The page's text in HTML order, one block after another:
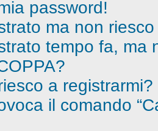
password!
ma non
tempo fa, ma
a registrarmi?
il comando